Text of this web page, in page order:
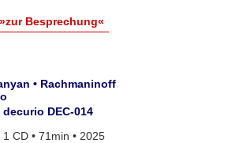
»zur Besprechung«
• Rachmaninoff
decurio DEC-014
1 CD • 71min • 2025